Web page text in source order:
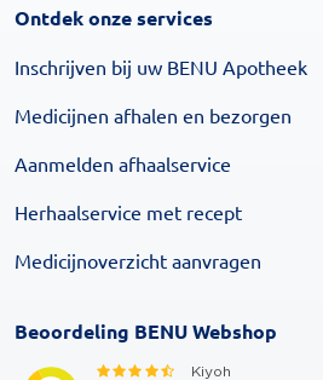
Ontdek onze services
Inschrijven bij uw BENU Apotheek
Medicijnen afhalen en bezorgen
Aanmelden afhaalservice
Herhaalservice met recept
Medicijnoverzicht aanvragen
Beoordeling BENU Webshop